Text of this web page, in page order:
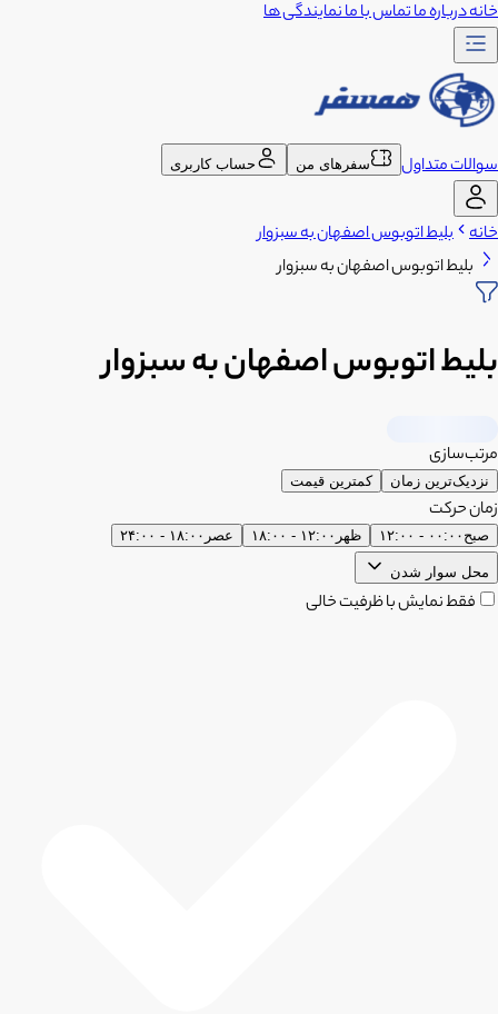
خانهدرباره ماتماس با مانمایندگی ها
سوالات متداول سفرهای من حساب کاربری
خانه بلیط اتوبوس اصفهان به سبزوار
بلیط اتوبوس اصفهان به سبزوار
بلیط اتوبوس اصفهان به سبزوار
مرتب‌سازی
نزدیک‌ترین زمان کمترین قیمت
زمان حرکت
صبح ۰۰:۰۰ - ۱۲:۰۰ ظهر ۱۲:۰۰ - ۱۸:۰۰ عصر ۱۸:۰۰ - ۲۴:۰۰
محل سوار شدن
فقط نمایش با ظرفیت خالی